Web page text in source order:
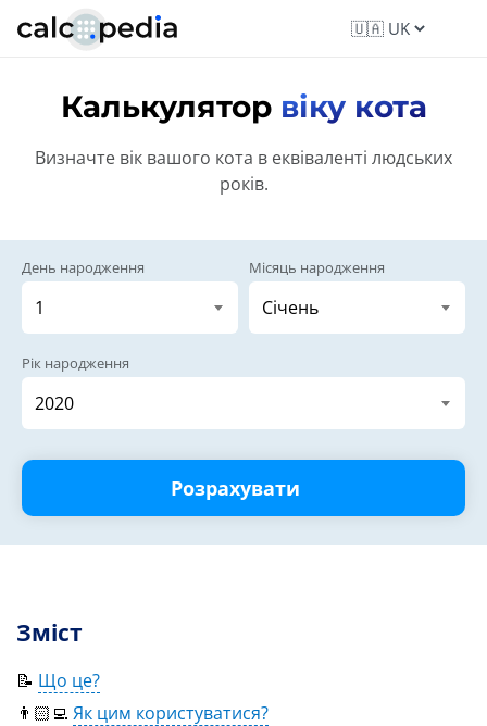
Калькулятор віку кота
Визначте вік вашого кота в еквіваленті людських
років.
День народження Місяць народження
Рік народження
Розрахувати
Зміст
📝 Що це?
👨🏻‍💻 Як цим користуватися?